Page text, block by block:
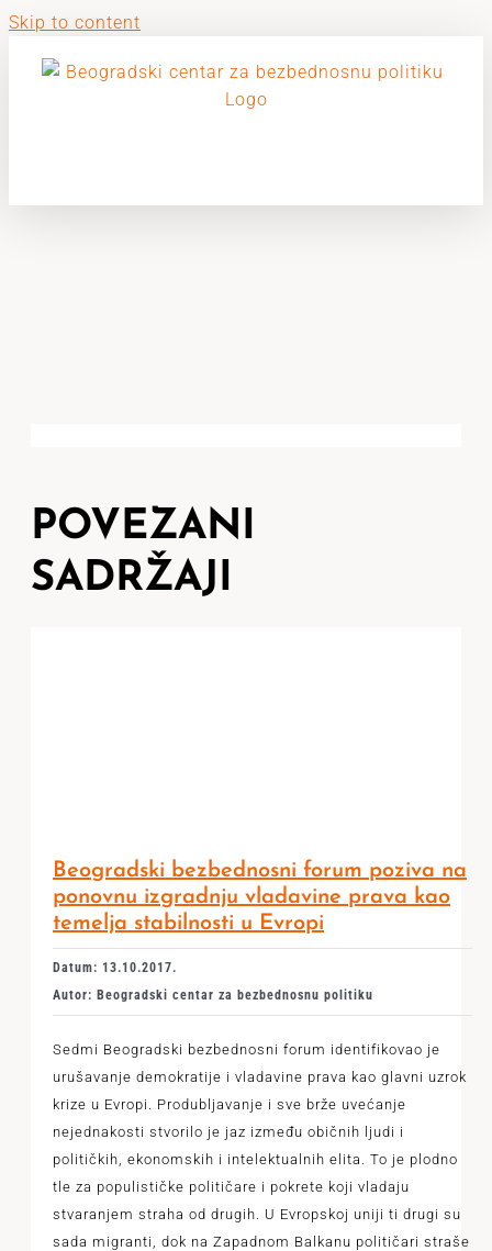
Skip to content
POVEZANI
SADRŽAJI
Beogradski bezbednosni forum poziva na
ponovnu izgradnju vladavine prava kao
temelja stabilnosti u Evropi
Datum: 13.10.2017.
Autor: Beogradski centar za bezbednosnu politiku
Sedmi Beogradski bezbednosni forum identifikovao je
urušavanje demokratije i vladavine prava kao glavni uzrok
krize u Evropi. Produbljavanje i sve brže uvećanje
nejednakosti stvorilo je jaz između običnih ljudi i
političkih, ekonomskih i intelektualnih elita. To je plodno
tle za populističke političare i pokrete koji vladaju
stvaranjem straha od drugih. U Evropskoj uniji ti drugi su
sada migranti, dok na Zapadnom Balkanu političari straše